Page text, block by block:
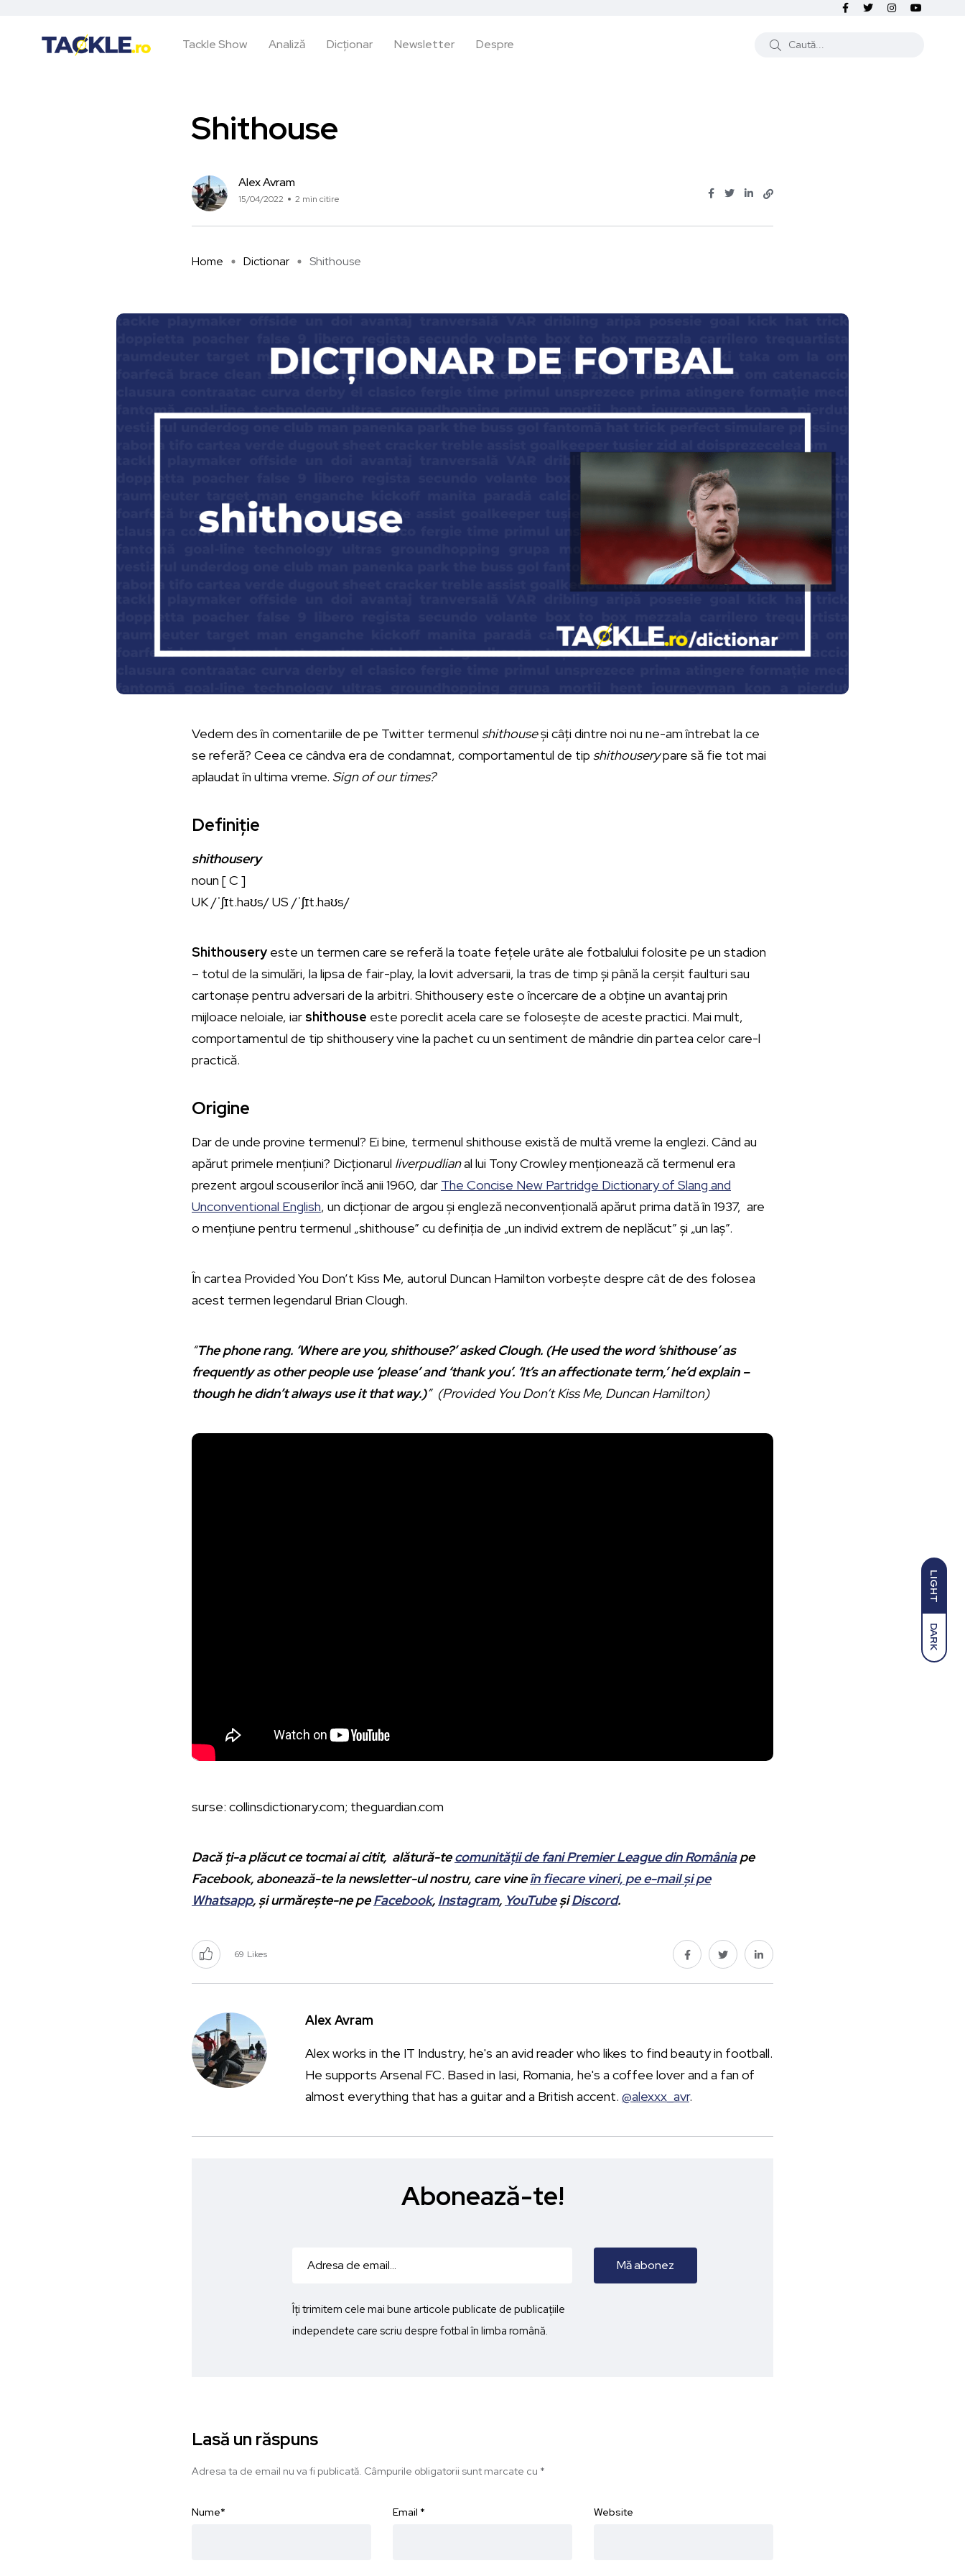
LIGHT
DARK
Tackle Show Analiză Dicționar Newsletter Despre
Shithouse
Alex Avram
15/04/2022 2 min citire
Home Dictionar Shithouse
Vedem des în comentariile de pe Twitter termenul shithouseși câți dintre noi nu ne-am întrebat la ce
se referă? Ceea ce cândva era de condamnat, comportamentul de tip shithouserypare să fie tot mai
aplaudat în ultima vreme. Sign of our times?
Definiție
shithousery
noun [ C ]
UK /ˈʃɪt.haʊs/ US /ˈʃɪt.haʊs/
Shithousery este un termen care se referă la toate fețele urâte ale fotbalului folosite pe un stadion
– totul de la simulări, la lipsa de fair-play, la lovit adversarii, la tras de timp și până la cerșit faulturi sau
cartonașe pentru adversari de la arbitri. Shithousery este o încercare de a obține un avantaj prin
mijloace neloiale, iar shithouse este poreclit acela care se folosește de aceste practici. Mai mult,
comportamentul de tip shithousery vine la pachet cu un sentiment de mândrie din partea celor care-l
practică.
Origine
Dar de unde provine termenul? Ei bine, termenul shithouse există de multă vreme la englezi. Când au
apărut primele mențiuni? Dicționarul liverpudlianal lui Tony Crowley menționează că termenul era
prezent argoul scouserilor încă anii 1960, dar The Concise New Partridge Dictionary of Slang and
Unconventional English, un dicționar de argou și engleză neconvențională apărut prima dată în 1937, are
o mențiune pentru termenul „shithouse” cu definiția de „un individ extrem de neplăcut” și „un laș”.
În cartea Provided You Don’t Kiss Me, autorul Duncan Hamilton vorbește despre cât de des folosea
acest termen legendarul Brian Clough.
“The phone rang. ‘Where are you, shithouse?’ asked Clough. (He used the word ‘shithouse’ as
frequently as other people use ‘please’ and ‘thank you’. ‘It’s an affectionate term,’ he’d explain –
though he didn’t always use it that way.)” (Provided You Don’t Kiss Me, Duncan Hamilton)
surse: collinsdictionary.com; theguardian.com
Dacă ți-a plăcut ce tocmai ai citit, alătură-tecomunității de fani Premier League din Româniape
Facebook, abonează-te la newsletter-ul nostru, care vineîn fiecare vineri, pe e-mail și pe
Whatsapp, și urmărește-ne peFacebook, Instagram, YouTubeșiDiscord.
69 Likes
Alex Avram
Alex works in the IT Industry, he's an avid reader who likes to find beauty in football.
He supports Arsenal FC. Based in Iasi, Romania, he's a coffee lover and a fan of
almost everything that has a guitar and a British accent. @alexxx_avr.
Abonează-te!
Îți trimitem cele mai bune articole publicate de publicațiile
independete care scriu despre fotbal în limba română.
Lasă un răspuns
Adresa ta de email nu va fi publicată. Câmpurile obligatorii sunt marcate cu *
Nume* Email * Website